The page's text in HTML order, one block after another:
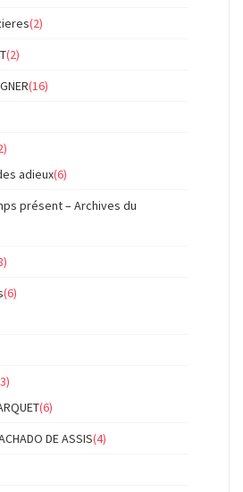
(2)
(2)
(16)
adieux(6)
présent – Archives du
(6)
(6)
DE ASSIS(4)